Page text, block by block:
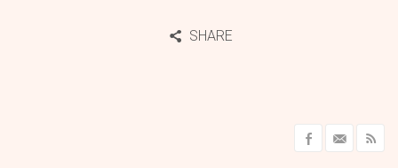
SHARE